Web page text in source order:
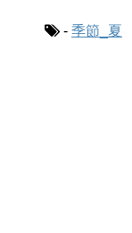
- 季節_夏